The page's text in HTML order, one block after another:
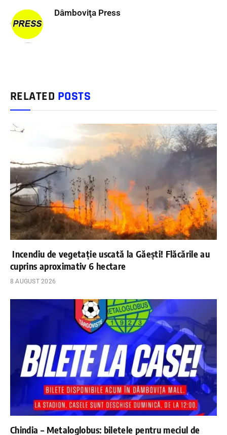
Dâmboviţa Press
RELATED POSTS
Incendiu de vegetație uscată la Găești! Flăcările au
cuprins aproximativ 6 hectare
8 AUGUST 2026
Chindia – Metaloglobus: biletele pentru meciul de